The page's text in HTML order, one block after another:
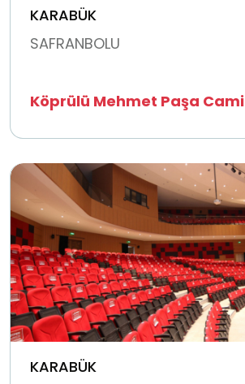
KARABÜK
SAFRANBOLU
Köprülü Mehmet Paşa Cami
KARABÜK